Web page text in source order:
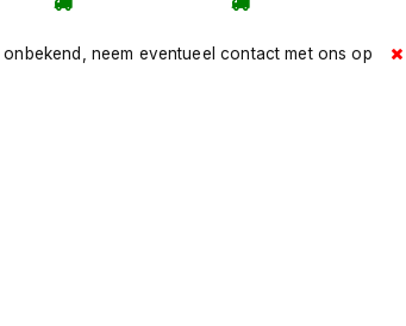
onbekend, neem eventueel contact met ons op